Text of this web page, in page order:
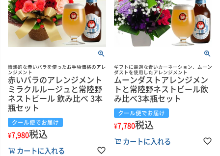
情熱的な赤いバラを使ったお手頃価格のアレ
ンジメント
赤いバラのアレンジメント
ミラクルルージュと常陸野
ネストビール 飲み比べ 3本
瓶セット
クール便でお届け
¥7,980税込
カートに入れる
ギフトに最適な青いカーネーション、ムーン
ダストを使用したアレンジメント
ムーンダストアレンジメン
トと常陸野ネストビール飲
み比べ3本瓶セット
クール便でお届け
¥7,780税込
カートに入れる